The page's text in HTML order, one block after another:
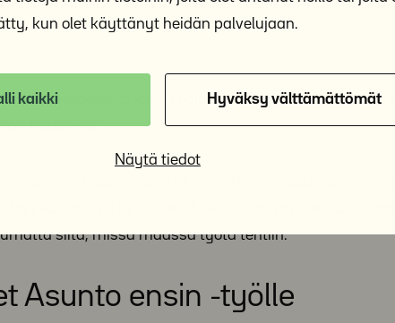
kun olet käyttänyt heidän palvelujaan.
kaikki Hyväksy välttämättömät
Näytä tiedot
käännekohtana, joka, ei ainoastaan päätä
haasteita.”
periaatteiden merkitys vaikuttavalle
vähentävä työote sekä aktiivinen
siitä, missä maassa työtä tehtiin.
Asunto ensin -työlle